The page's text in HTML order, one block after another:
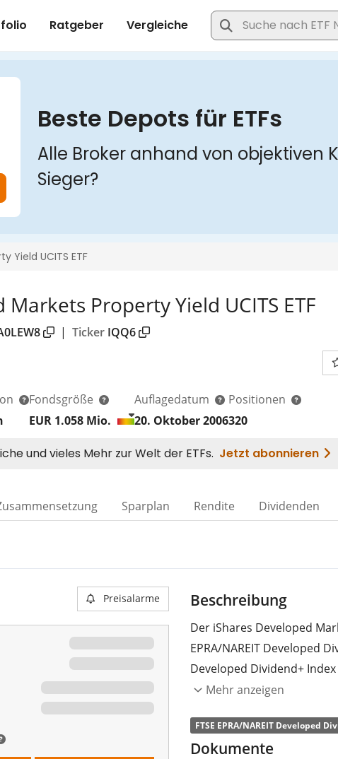
Property Yield UCITS ETF
| Ticker IQQ6
Fondsgröße
EUR 1.058 Mio.
Auflagedatum
20. Oktober 2006
Positionen
320
Sparplan Rendite Dividenden
Preisalarme Beschreibung
Der iShares Developed
EPRA/NAREIT Developed
Developed Dividend+
Immobilienunternehmen
prognostizierte Dividende
Mehr anzeigen
FTSE EPRA/NAREIT Developed
Dokumente